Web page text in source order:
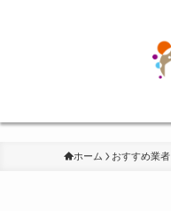
ホーム おすすめ業者